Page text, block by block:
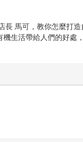
長 馬可，教你怎麼打
生活帶給人們的好處